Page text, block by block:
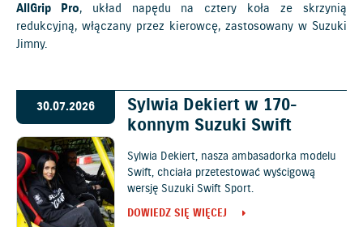
AllGrip Pro, układ napędu na cztery koła ze skrzynią
redukcyjną, włączany przez kierowcę, zastosowany w Suzuki
Jimny.
30.07.2026
Sylwia Dekiert w 170-
konnym Suzuki Swift
Sylwia Dekiert, nasza ambasadorka modelu
Swift, chciała przetestować wyścigową
wersję Suzuki Swift Sport.
DOWIEDZ SIĘ WIĘCEJ